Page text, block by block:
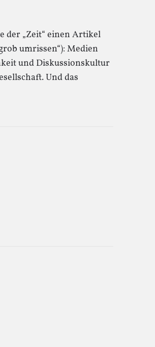
der „Zeit“ einen Artikel
umrissen“): Medien
und Diskussionskultur
Und das